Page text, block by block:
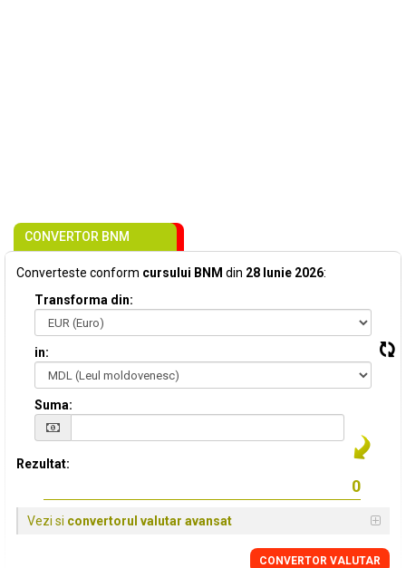
CONVERTOR BNM
Converteste conform cursului BNM din 28 Iunie 2026:
Transforma din:
in:
Suma:
Rezultat:
Vezi si convertorul valutar avansat
CONVERTOR VALUTAR